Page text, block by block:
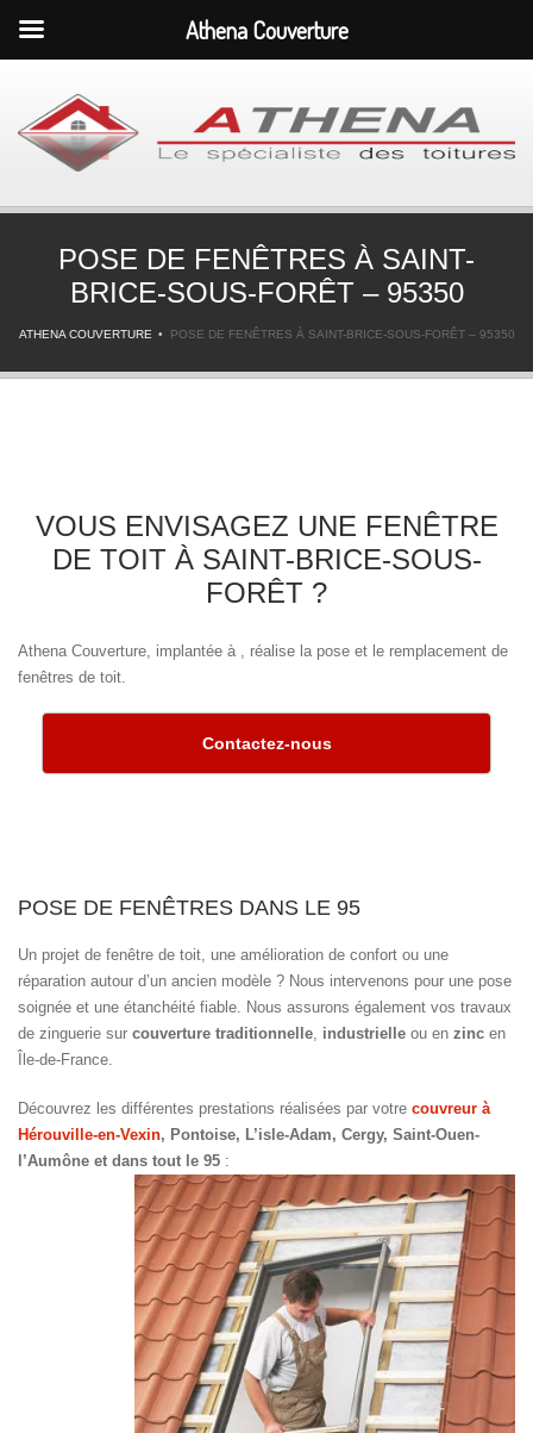
POSE DE FENÊTRES À SAINT-
BRICE-SOUS-FORÊT – 95350
ATHENA COUVERTURE POSE DE FENÊTRES À SAINT-BRICE-SOUS-FORÊT – 95350
VOUS ENVISAGEZ UNE FENÊTRE
DE TOIT À SAINT-BRICE-SOUS-
FORÊT ?
Athena Couverture, implantée à , réalise la pose et le remplacement de
fenêtres de toit.
Contactez-nous
POSE DE FENÊTRES DANS LE 95
Un projet de fenêtre de toit, une amélioration de confort ou une
réparation autour d’un ancien modèle ? Nous intervenons pour une pose
soignée et une étanchéité fiable. Nous assurons également vos travaux
de zinguerie sur couverture traditionnelle industrielle ou en zinc en
Île-de-France.
Découvrez les différentes prestations réalisées par votre couvreur à
Hérouville-en-Vexin, Pontoise, L’isle-Adam, Cergy, Saint-Ouen-
l’Aumône et dans tout le 95 :
Athena Couverture